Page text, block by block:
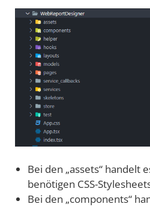
Bei den „assets“ handelt
benötigen CSS-
Bei den „components“